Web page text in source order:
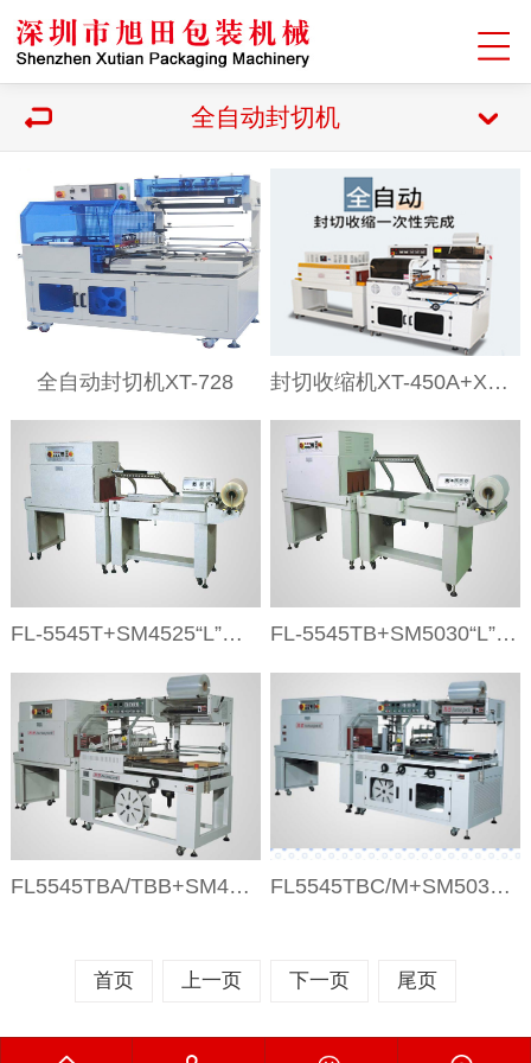
全自动封切机
全自动封切机XT-728 封切收缩机XT-450A+XT-4522LN
FL-5545T+SM4525“L”型半自动封切收缩包装机 FL-5545TB+SM5030“L”型气动封切收缩包装机
FL5545TBA/TBB+SM4525全自动“L”型封切，收缩包装机 FL5545TBC/M+SM5030经济型边封收缩包装机
首页 上一页 下一页 尾页